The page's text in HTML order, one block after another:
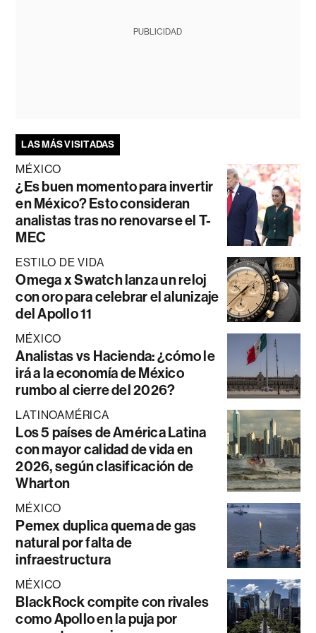
PUBLICIDAD
LAS MÁS VISITADAS
MÉXICO
¿Es buen momento para invertir
en México? Esto consideran
analistas tras no renovarse el T-
MEC
ESTILO DE VIDA
Omega x Swatch lanza un reloj
con oro para celebrar el alunizaje
del Apollo 11
MÉXICO
Analistas vs Hacienda: ¿cómo le
irá a la economía de México
rumbo al cierre del 2026?
LATINOAMÉRICA
Los 5 países de América Latina
con mayor calidad de vida en
2026, según clasificación de
Wharton
MÉXICO
Pemex duplica quema de gas
natural por falta de
infraestructura
MÉXICO
BlackRock compite con rivales
como Apollo en la puja por